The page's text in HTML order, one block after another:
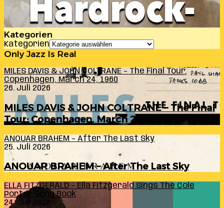
Kategorien
Kategorien
Only Jazz Is Real
MILES DAVIS & JOHN COLTRANE – The Final Tour:
Copenhagen, March 24, 1960
26. Juli 2026
MILES DAVIS & JOHN COLTRANE – The Final
Tour: Copenhagen, March 24, 1960
ANOUAR BRAHEM – After The Last Sky
25. Juli 2026
ANOUAR BRAHEM – After The Last Sky
ELLA FITZGERALD – Ella Fitzgerald Sings The Cole
Porter Song Book
24. Juli 2026